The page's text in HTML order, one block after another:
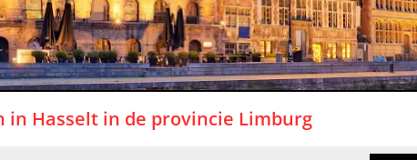
in Hasselt in de provincie Limburg